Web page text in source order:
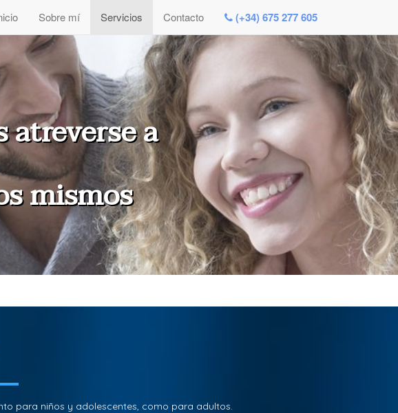
Sobre mí Servicios Contacto (+34) 675 277 605
atreverse a
mismos
para niños y adolescentes, como para adultos.